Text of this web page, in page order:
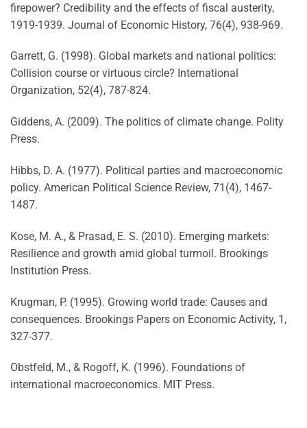
firepower? Credibility and the effects of fiscal austerity,
1919-1939. Journal of Economic History, 76(4), 938-969.
Garrett, G. (1998). Global markets and national politics:
Collision course or virtuous circle? International
Organization, 52(4), 787-824.
Giddens, A. (2009). The politics of climate change. Polity
Press.
Hibbs, D. A. (1977). Political parties and macroeconomic
policy. American Political Science Review, 71(4), 1467-
1487.
Kose, M. A., & Prasad, E. S. (2010). Emerging markets:
Resilience and growth amid global turmoil. Brookings
Institution Press.
Krugman, P. (1995). Growing world trade: Causes and
consequences. Brookings Papers on Economic Activity, 1,
327-377.
Obstfeld, M., & Rogoff, K. (1996). Foundations of
international macroeconomics. MIT Press.